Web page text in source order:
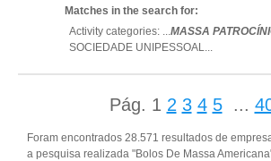
Matches in the search for:
Activity categories: ...MASSA
SOCIEDADE UNIPESSOAL...
Pág. 1 2 3 4 5 ...
Foram encontrados 28.571 resultados de
a pesquisa realizada "Bolos De Massa